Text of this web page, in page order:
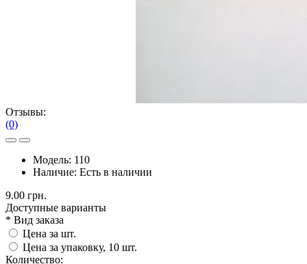
Отзывы:
(0)
Модель: 110
Наличие: Есть в наличии
9.00 грн.
Доступные варианты
* Вид заказа
Цена за шт.
Цена за упаковку, 10 шт.
Количество: